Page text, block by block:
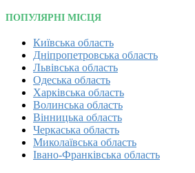
ПОПУЛЯРНІ МІСЦЯ
Київська область
Дніпропетровська область
Львівська область
Одеська область
Харківська область
Волинська область
Вінницька область
Черкаська область
Миколаївська область
Івано-Франківська область